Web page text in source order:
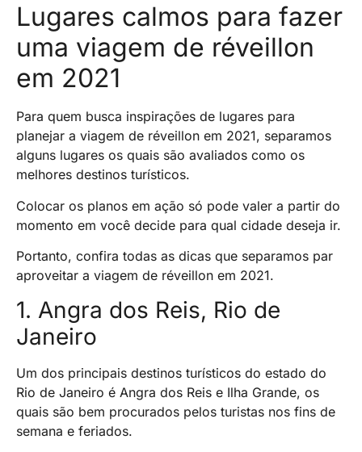
Lugares calmos para fazer
uma viagem de réveillon
em 2021
Para quem busca inspirações de lugares para
planejar a viagem de réveillon em 2021, separamos
alguns lugares os quais são avaliados como os
melhores destinos turísticos.
Colocar os planos em ação só pode valer a partir do
momento em você decide para qual cidade deseja ir.
Portanto, confira todas as dicas que separamos par
aproveitar a viagem de réveillon em 2021.
1. Angra dos Reis, Rio de
Janeiro
Um dos principais destinos turísticos do estado do
Rio de Janeiro é Angra dos Reis e Ilha Grande, os
quais são bem procurados pelos turistas nos fins de
semana e feriados.